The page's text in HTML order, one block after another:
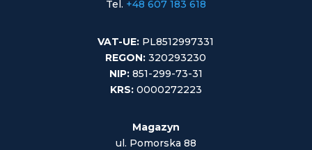
Tel. +48 607 183 618
VAT-UE: PL8512997331
REGON: 320293230
NIP:851-299-73-31
KRS:0000272223
Magazyn
ul. Pomorska 88